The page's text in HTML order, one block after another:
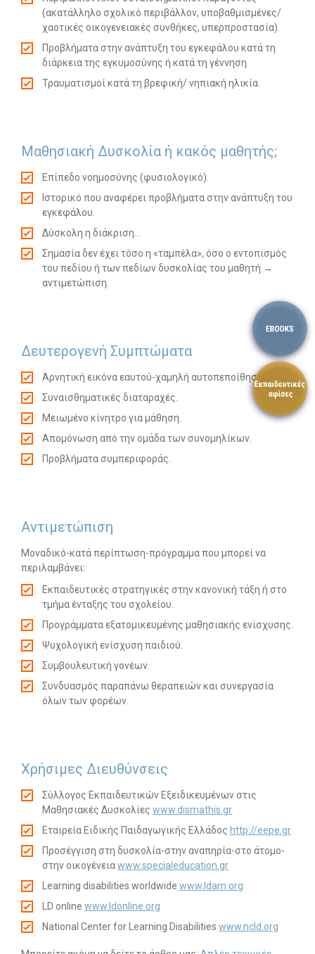
(ακατάλληλο σχολικό περιβάλλον, υποβαθμισμένες/
χαοτικές οικογενειακές συνθήκες, υπερπροστασία).
Προβλήματα στην ανάπτυξη του εγκεφάλου κατά τη
διάρκεια της εγκυμοσύνης ή κατά τη γέννηση.
Τραυματισμοί κατά τη βρεφική/ νηπιακή ηλικία.
Μαθησιακή Δυσκολία ή κακός μαθητής;
Επίπεδο νοημοσύνης (φυσιολογικό).
Ιστορικό που αναφέρει προβλήματα στην ανάπτυξη του
εγκεφάλου.
Δύσκολη η διάκριση…
Σημασία δεν έχει τόσο η «ταμπέλα», όσο ο εντοπισμός
του πεδίου ή των πεδίων δυσκολίας του μαθητή →
αντιμετώπιση.
Δευτερογενή Συμπτώματα
Αρνητική εικόνα εαυτού-χαμηλή αυτοπεποίθηση.
Συναισθηματικές διαταραχές.
Μειωμένο κίνητρο για μάθηση.
Απομόνωση από την ομάδα των συνομηλίκων.
Προβλήματα συμπεριφοράς.
Αντιμετώπιση
Μοναδικό-κατά περίπτωση-πρόγραμμα που μπορεί να
περιλαμβάνει:
Εκπαιδευτικές στρατηγικές στην κανονική τάξη ή στο
τμήμα ένταξης του σχολείου.
Προγράμματα εξατομικευμένης μαθησιακής ενίσχυσης.
Ψυχολογική ενίσχυση παιδιού.
Συμβουλευτική γονέων.
Συνδυασμός παραπάνω θεραπειών και συνεργασία
όλων των φορέων.
Χρήσιμες Διευθύνσεις
Σύλλογος Εκπαιδευτικών Εξειδικευμένων στις
Μαθησιακές Δυσκολίες www.dismathis.gr
Εταιρεία Ειδικής Παιδαγωγικής Ελλάδος http://eepe.gr
Προσέγγιση στη δυσκολία-στην αναπηρία-στο άτομο-
στην οικογένειαwww.specialeducation.gr
Learning disabilities worldwide www.ldam.org
LD online www.ldonline.org
National Center for Learning Disabilities www.ncld.org